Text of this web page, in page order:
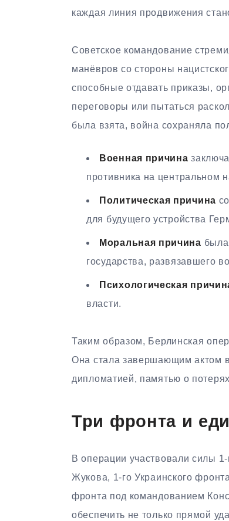
каждая линия продвижения
Советское командование
манёвров со стороны
способные отдавать приказы,
переговоры или пытаться
была взята, война сохраняла
Военная причина
противника на центральном
Политическая причина
для будущего устройства
Моральная причина
государства, развязавшего
Психологическая
власти.
Таким образом, Берлинская
Она стала завершающим актом
дипломатией, памятью о
Три фронта и
В операции участвовали силы
Жукова, 1-го Украинского
фронта под командованием
обеспечить не только прямой